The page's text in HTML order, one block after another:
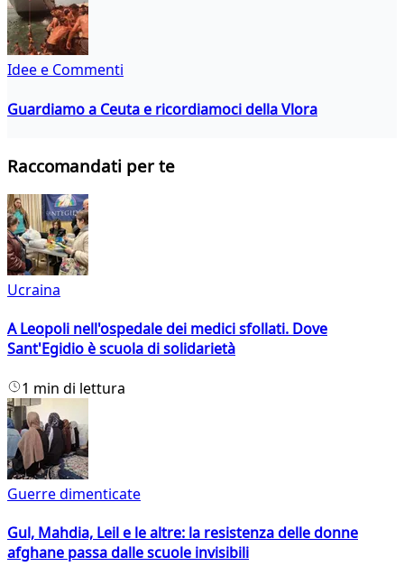
Idee e Commenti
Guardiamo a Ceuta e ricordiamoci della Vlora
Raccomandati per te
Ucraina
A Leopoli nell'ospedale dei medici sfollati. Dove
Sant'Egidio è scuola di solidarietà
1 min di lettura
Guerre dimenticate
Gul, Mahdia, Leil e le altre: la resistenza delle donne
afghane passa dalle scuole invisibili